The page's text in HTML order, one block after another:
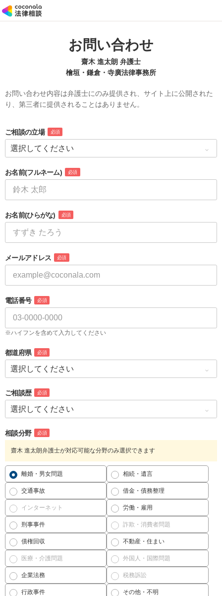
お問い合わせ
齋木 進太朗 弁護士
檜垣・鎌倉・寺廣法律事務所
お問い合わせ内容は弁護士にのみ提供され、サイト上に公開された
り、第三者に提供されることはありません。
ご相談の立場 必須
お名前(フルネーム) 必須
お名前(ひらがな) 必須
メールアドレス 必須
電話番号 必須
※ハイフンを含めて入力してください
都道府県 必須
ご相談歴 必須
相談分野 必須
齋木 進太朗弁護士が対応可能な分野のみ選択できます
離婚・男女問題 相続・遺言
交通事故 借金・債務整理
インターネット 労働・雇用
刑事事件 詐欺・消費者問題
債権回収 不動産・住まい
医療・介護問題 外国人・国際問題
企業法務 税務訴訟
行政事件 その他・不明